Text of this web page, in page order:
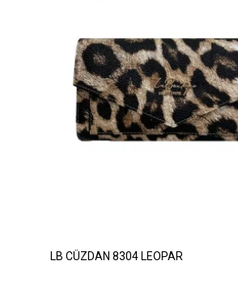
LB CÜZDAN 8304 LEOPAR